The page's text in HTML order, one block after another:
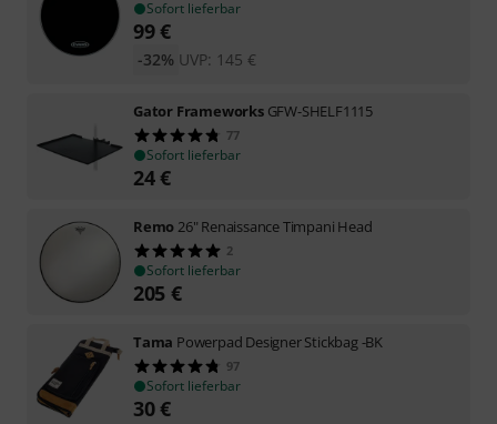
Sofort lieferbar
99€
UVP: 145 €
-32%
Gator Frameworks GFW-SHELF1115
77
Sofort lieferbar
24€
Remo 26" Renaissance Timpani Head
2
Sofort lieferbar
205 €
Tama Powerpad Designer Stickbag -BK
97
Sofort lieferbar
30€